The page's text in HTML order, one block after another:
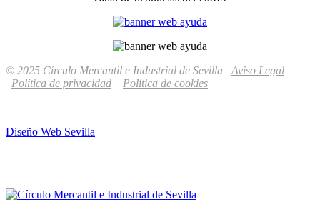
© 2025 Círculo Mercantil e Industrial de Sevilla Aviso Legal
Política de privacidad
Política de cookies
Diseño Web Sevilla